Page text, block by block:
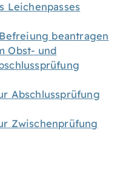
Leichenpasses
beantragen
Obst- und
Abschlussprüfung
Zwischenprüfung